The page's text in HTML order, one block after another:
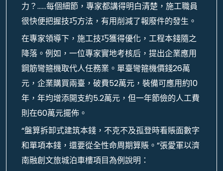
力？……每個細節，專家都講得明白清楚，施工職員
很快便把握技巧方法，有用削減了報廢件的發生。
在專家領導下，施工技巧獲得優化，工程本錢隨之
降落。例如，一位專家實地考核后，提出企業應用
鋼筋彎箍機取代人任務業。單臺彎箍機價錢26萬
元，企業購買兩臺，破費52萬元，裝備可應用約10
年，年均增添開支約5.2萬元，但一年節儉的人工費
則在60萬元擺佈。
“盤算拆卸式建筑本錢，不克不及孤登時看賬面數字
和單項本錢，還要從全性命周期算賬。”張愛軍以濟
南融創文旅城泊車樓項目為例說明：